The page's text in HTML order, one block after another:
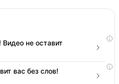
i
Видео не оставит
i
вас без слов!